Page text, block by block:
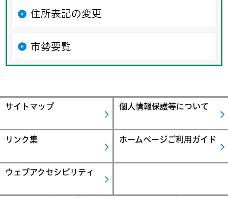
住所表記の変更
市勢要覧
サイトマップ 個人情報保護等について
リンク集 ホームページご利用ガイド
ウェブアクセシビリティ